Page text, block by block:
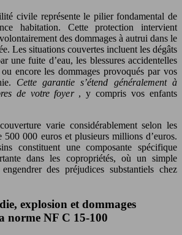
civile représente le pilier fondamental de
habitation. Cette protection intervient
des dommages à autrui dans le
Les situations couvertes incluent les dégâts
une fuite d’eau, les blessures accidentelles
encore les dommages provoqués par vos
Cette garantie s’étend généralement à
de votre foyer , y compris vos enfants
varie considérablement selon les
500 000 euros et plusieurs millions d’euros.
constituent une composante spécifique
dans les copropriétés, où un simple
des préjudices substantiels chez
explosion et dommages
norme NF C 15-100